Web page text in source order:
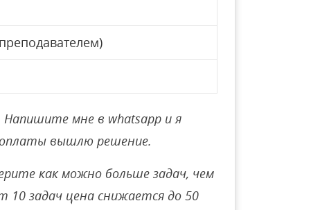
Напишите мне в whatsapp и я
вышлю решение.
как можно больше задач, чем
задач цена снижается до 50